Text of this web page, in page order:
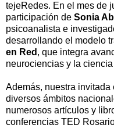
tejeRedes. En el mes de
participación de Sonia
psicoanalista e
desarrollando el modelo
en Red , que integra
neurociencias y la
Además, nuestra
diversos ámbitos
numerosos artículos y
conferencias TED